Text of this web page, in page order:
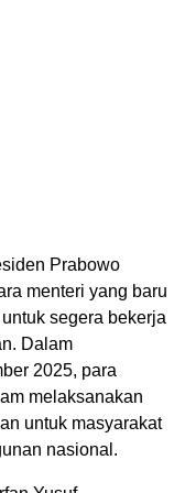
Prabowo
menteri yang baru
segera bekerja
Dalam
2025, para
melaksanakan
untuk masyarakat
nasional.